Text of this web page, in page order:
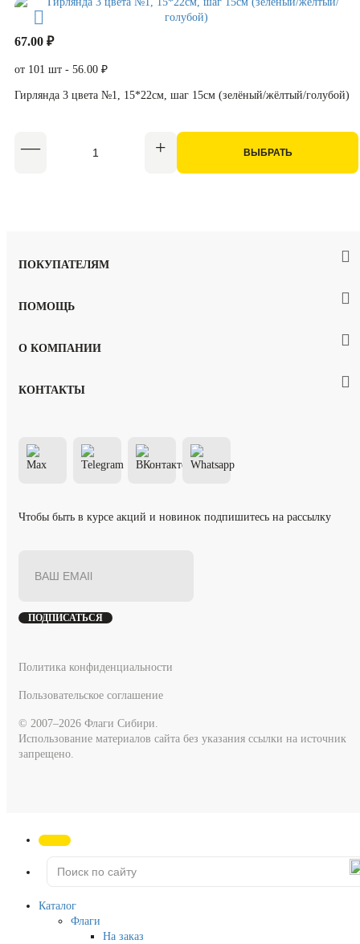
67.00 ₽
от 101 шт - 56.00 ₽
Гирлянда 3 цвета №1, 15*22см, шаг 15см (зелёный/жёлтый/голубой)
ВЫБРАТЬ
КОНТАКТЫ
ПОКУПАТЕЛЯМ
ПОМОЩЬ
О КОМПАНИИ
Чтобы быть в курсе акций и новинок подпишитесь на рассылку
ПОДПИСАТЬСЯ
© 2007–2026 Флаги Сибири.
Использование материалов сайта без указания ссылки на источник
запрещено.
Политика конфиденциальности
Пользовательское соглашение
Каталог
Флаги
На заказ